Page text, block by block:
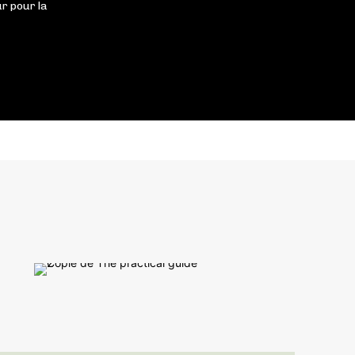
pour la